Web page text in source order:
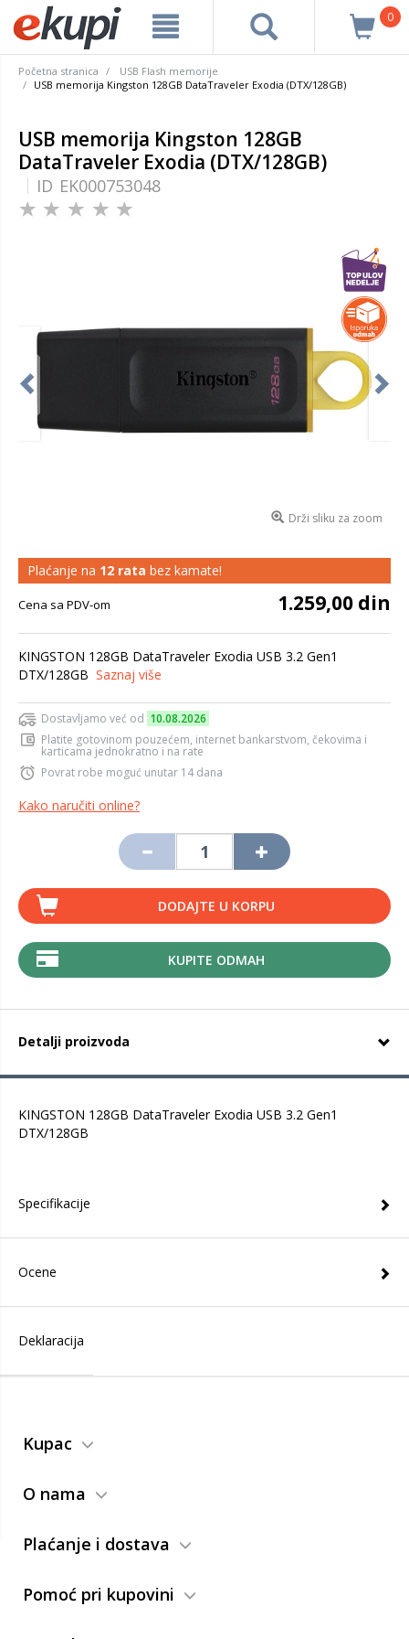
0
Početna stranica
USB Flash memorije
USB memorija Kingston 128GB DataTraveler Exodia (DTX/128GB)
USB memorija Kingston 128GB
DataTraveler Exodia (DTX/128GB)
ID EK000753048
Drži sliku za zoom
Plaćanje na 12 rata bez kamate!
Cena sa PDV-om 1.259,00 din
KINGSTON 128GB DataTraveler Exodia USB 3.2 Gen1
DTX/128GB Saznaj više
Dostavljamo već od 10.08.2026
Platite gotovinom pouzećem, internet bankarstvom, čekovima i
karticama jednokratno i na rate
Povrat robe moguć unutar 14 dana
Kako naručiti online?
DODAJTE U KORPU
KUPITE ODMAH
Detalji proizvoda
KINGSTON 128GB DataTraveler Exodia USB 3.2 Gen1
DTX/128GB
Specifikacije
Ocene
Deklaracija
Kupac
O nama
Plaćanje i dostava
Pomoć pri kupovini